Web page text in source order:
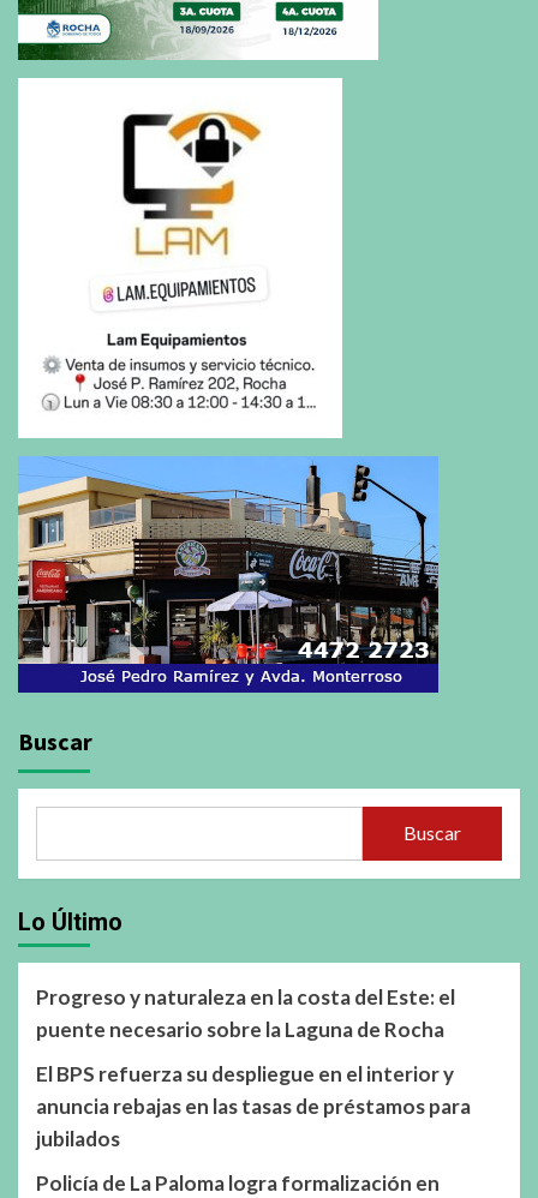
Buscar
Buscar
Lo Último
Progreso y naturaleza en la costa del Este: el
puente necesario sobre la Laguna de Rocha
El BPS refuerza su despliegue en el interior y
anuncia rebajas en las tasas de préstamos para
jubilados
Policía de La Paloma logra formalización en